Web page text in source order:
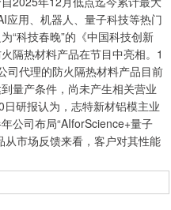
应用、机器人、量子科技等热门
“科技春晚”的《中国科技创新
隔热材料产品在节目中亮相。1
司代理的防火隔热材料产品目前
量产条件，尚未产生相关营业
研报认为，志特新材铝模主业
公司布局“AIforScience+量子
从市场反馈来看，客户对其性能